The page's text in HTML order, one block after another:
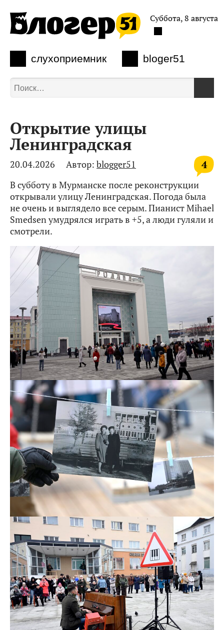
слухоприемник bloger51
Суббота, 8 августа
Открытие улицы
Ленинградская
4
20.04.2026 Автор: blogger51
В субботу в Мурманске после реконструкции
открывали улицу Ленинградская. Погода была
не очень и выглядело все серым. Пианист Mihael
Smedsen умудрялся играть в +5, а люди гуляли и
смотрели.